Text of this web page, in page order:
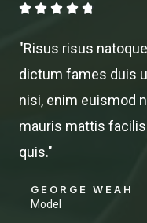
    
8
/
5
"Risus risus
dictum fames duis
nisi, enim euismod
mauris mattis
quis."
GEORGE WEAH
Model